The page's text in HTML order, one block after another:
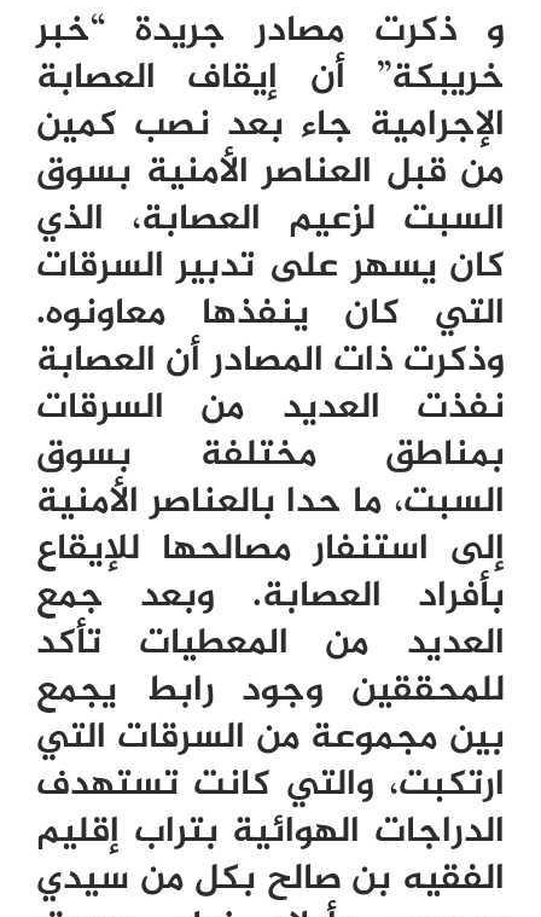
و ذكرت مصادر جريدة “خبر
خريبكة” أن إيقاف العصابة
الإجرامية جاء بعد نصب كمين
من قبل العناصر الأمنية بسوق
السبت لزعيم العصابة، الذي
كان يسهر على تدبير السرقات
التي كان ينفذها معاونوه.
وذكرت ذات المصادر أن العصابة
نفذت العديد من السرقات
بمناطق مختلفة بسوق
السبت، ما حدا بالعناصر الأمنية
إلى استنفار مصالحها للإيقاع
بأفراد العصابة. وبعد جمع
العديد من المعطيات تأكد
للمحققين وجود رابط يجمع
بين مجموعة من السرقات التي
ارتكبت، والتي كانت تستهدف
الدراجات الهوائية بتراب إقليم
الفقيه بن صالح بكل من سيدي